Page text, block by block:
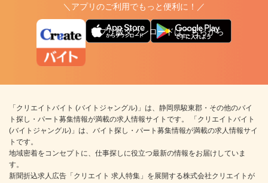
＼アプリのご利用でもっと便利に！／
アプリ版ダウンロードはこちらから
「クリエイトバイト (バイトジャングル)」は、静岡県駿東郡・その他のバイ
ト探し・パート募集情報が満載の求人情報サイトです。 「クリエイトバイト
(バイトジャングル)」は、バイト探し・パート募集情報が満載の求人情報サイ
トです。
地域密着をコンセプトに、仕事探しに役立つ最新の情報をお届けしていま
す。
新聞折込求人広告「クリエイト 求人特集」を展開する株式会社クリエイトが